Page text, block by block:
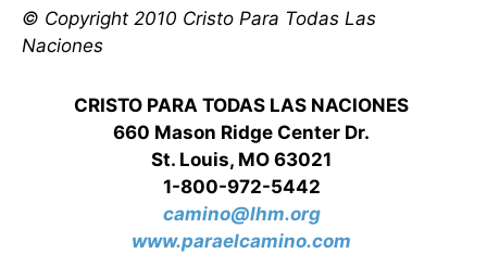
© Copyright 2010 Cristo Para Todas Las
Naciones
CRISTO PARA TODAS LAS NACIONES
660 Mason Ridge Center Dr.
St. Louis, MO 63021
1-800-972-5442
camino@lhm.org
www.paraelcamino.com